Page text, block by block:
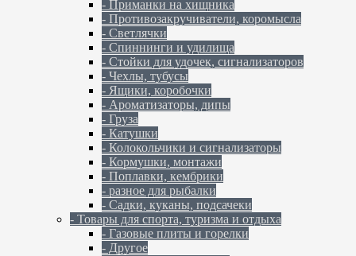
- Приманки на хищника
- Противозакручиватели, коромысла
- Светлячки
- Спиннинги и удилища
- Стойки для удочек, сигнализаторов
- Чехлы, тубусы
- Ящики, коробочки
- Ароматизаторы, дипы
- Груза
- Катушки
- Колокольчики и сигнализаторы
- Кормушки, монтажи
- Поплавки, кембрики
- разное для рыбалки
- Садки, куканы, подсачеки
- Товары для спорта, туризма и отдыха
- Газовые плиты и горелки
- Другое